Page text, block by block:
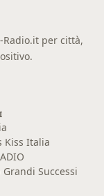
per città,
Kiss Italia
Grandi Successi